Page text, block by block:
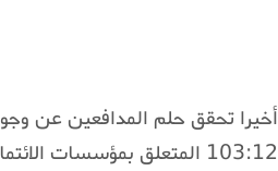
أخيرا تحقق حلم المدافعين عن
103:12 المتعلق بمؤسسات